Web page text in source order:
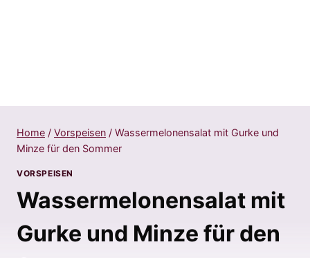
Home / Vorspeisen / Wassermelonensalat mit Gurke und
Minze für den Sommer
VORSPEISEN
Wassermelonensalat mit
Gurke und Minze für den